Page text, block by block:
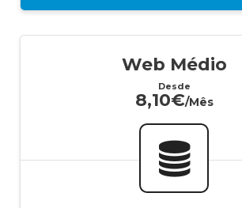
Web Médio
Desde
8,10€/Mês